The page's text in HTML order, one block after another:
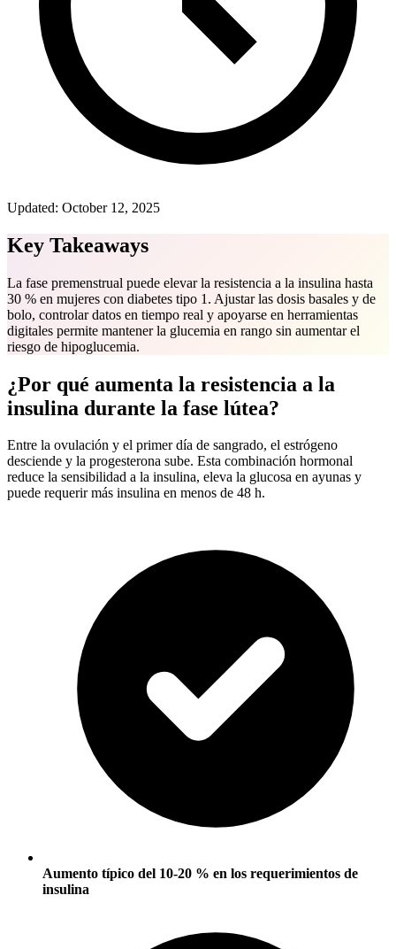
Updated: October 12, 2025
Key Takeaways
La fase premenstrual puede elevar la resistencia a la insulina hasta
30 % en mujeres con diabetes tipo 1. Ajustar las dosis basales y de
bolo, controlar datos en tiempo real y apoyarse en herramientas
digitales permite mantener la glucemia en rango sin aumentar el
riesgo de hipoglucemia.
¿Por qué aumenta la resistencia a la
insulina durante la fase lútea?
Entre la ovulación y el primer día de sangrado, el estrógeno
desciende y la progesterona sube. Esta combinación hormonal
reduce la sensibilidad a la insulina, eleva la glucosa en ayunas y
puede requerir más insulina en menos de 48 h.
Aumento típico del 10-20 % en los requerimientos de
insulina